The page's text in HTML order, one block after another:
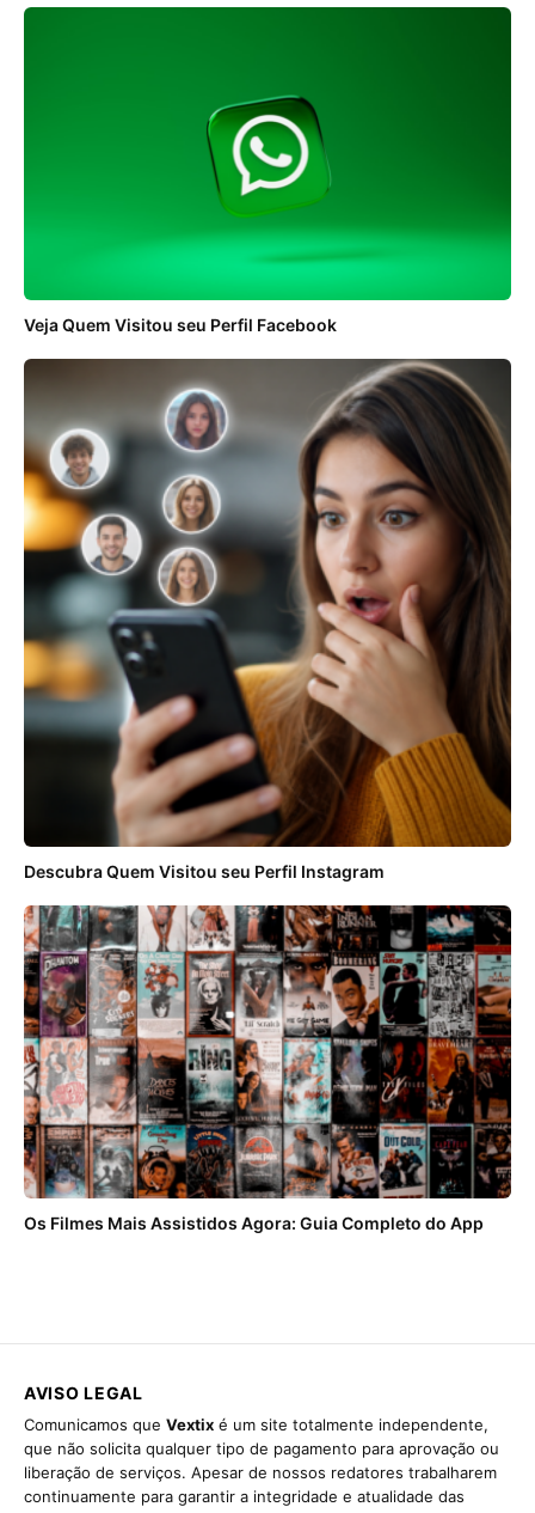
Veja Quem Visitou seu Perfil Facebook
Descubra Quem Visitou seu Perfil Instagram
Os Filmes Mais Assistidos Agora: Guia Completo do App
AVISO LEGAL
Comunicamos que Vextix é um site totalmente independente,
que não solicita qualquer tipo de pagamento para aprovação ou
liberação de serviços. Apesar de nossos redatores trabalharem
continuamente para garantir a integridade e atualidade das